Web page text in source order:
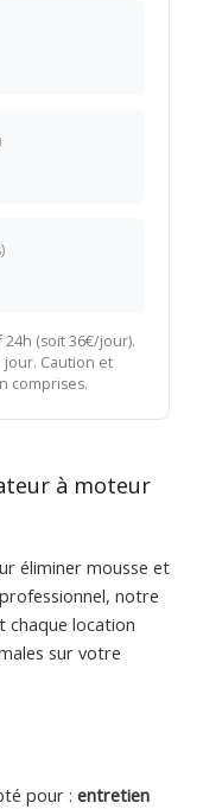
(soit 36€/jour).
jour. Caution et
comprises.
à moteur
éliminer mousse et
notre
chaque location
sur votre
pour : entretien